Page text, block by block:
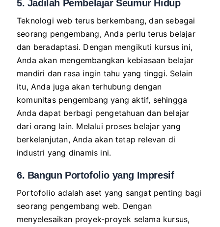
5. Jadilah Pembelajar Seumur Hidup
Teknologi web terus berkembang, dan sebagai
seorang pengembang, Anda perlu terus belajar
dan beradaptasi. Dengan mengikuti kursus ini,
Anda akan mengembangkan kebiasaan belajar
mandiri dan rasa ingin tahu yang tinggi. Selain
itu, Anda juga akan terhubung dengan
komunitas pengembang yang aktif, sehingga
Anda dapat berbagi pengetahuan dan belajar
dari orang lain. Melalui proses belajar yang
berkelanjutan, Anda akan tetap relevan di
industri yang dinamis ini.
6. Bangun Portofolio yang Impresif
Portofolio adalah aset yang sangat penting bagi
seorang pengembang web. Dengan
menyelesaikan proyek-proyek selama kursus,